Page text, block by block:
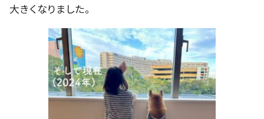
大きくなりました。